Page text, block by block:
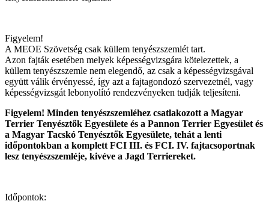
Figyelem!
A MEOE Szövetség csak küllem tenyészszemlét tart.
Azon fajták esetében melyek képességvizsgára kötelezettek, a
küllem tenyészszemle nem elegendő, az csak a képességvizsgával
együtt válik érvényessé, így azt a fajtagondozó szervezetnél, vagy
képességvizsgát lebonyolító rendezvényeken tudják teljesíteni.
Figyelem! Minden tenyészszemléhez csatlakozott a Magyar
Terrier Tenyésztők Egyesülete és a Pannon Terrier Egyesület és
a Magyar Tacskó Tenyésztők Egyesülete, tehát a lenti
időpontokban a komplett FCI III. és FCI. IV. fajtacsoportnak
lesz tenyészszemléje, kivéve a Jagd Terriereket.
Időpontok: